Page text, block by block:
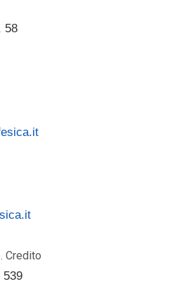
58
Credito
539